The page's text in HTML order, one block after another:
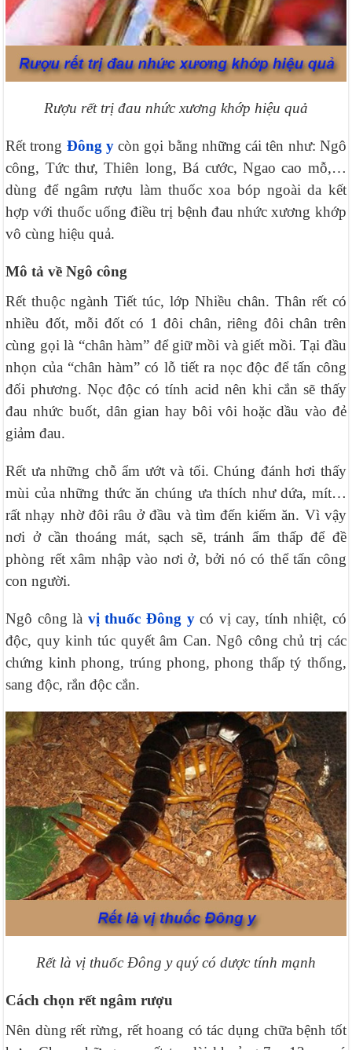
Rượu rết trị đau nhức xương khớp hiệu quả
Rết trong Đông ycòn gọi bằng những cái tên như: Ngô
công, Tức thư, Thiên long, Bá cước, Ngao cao mỗ,…
dùng để ngâm rượu làm thuốc xoa bóp ngoài da kết
hợp với thuốc uống điều trị bệnh đau nhức xương khớp
vô cùng hiệu quả.
Mô tả về Ngô công
Rết thuộc ngành Tiết túc, lớp Nhiều chân. Thân rết có
nhiều đốt, mỗi đốt có 1 đôi chân, riêng đôi chân trên
cùng gọi là “chân hàm” để giữ mồi và giết mồi. Tại đầu
nhọn của “chân hàm” có lỗ tiết ra nọc độc để tấn công
đối phương. Nọc độc có tính acid nên khi cắn sẽ thấy
đau nhức buốt, dân gian hay bôi vôi hoặc dầu vào đẻ
giảm đau.
Rết ưa những chỗ ẩm ướt và tối. Chúng đánh hơi thấy
mùi của những thức ăn chúng ưa thích như dứa, mít…
rất nhạy nhờ đôi râu ở đầu và tìm đến kiếm ăn. Vì vậy
nơi ở cần thoáng mát, sạch sẽ, tránh ẩm thấp để đề
phòng rết xâm nhập vào nơi ở, bởi nó có thể tấn công
con người.
Ngô công là vị thuốc Đông ycó vị cay, tính nhiệt, có
độc, quy kinh túc quyết âm Can. Ngô công chủ trị các
chứng kinh phong, trúng phong, phong thấp tý thống,
sang độc, rắn độc cắn.
Rết là vị thuốc Đông y quý có dược tính mạnh
Cách chọn rết ngâm rượu
Nên dùng rết rừng, rết hoang có tác dụng chữa bệnh tốt